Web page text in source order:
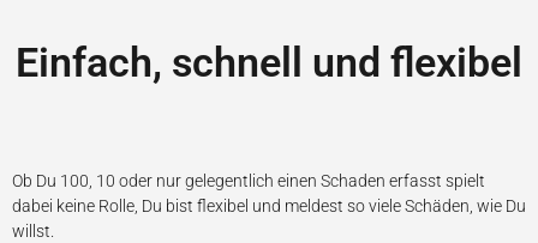
Einfach, schnell und flexibel
Ob Du 100, 10 oder nur gelegentlich einen Schaden erfasst spielt
dabei keine Rolle, Du bist flexibel und meldest so viele Schäden, wie Du
willst.